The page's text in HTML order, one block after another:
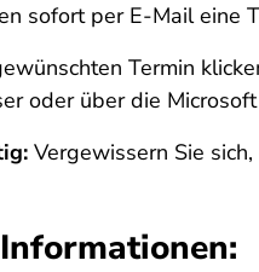
sofort per E-Mail eine
Termin
oder über die
Vergewissern Sie